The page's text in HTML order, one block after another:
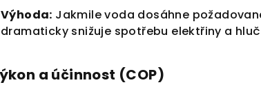
Výhoda: Jakmile voda dosáhne
dramaticky snižuje spotřebu elektřiny a
a účinnost (COP)